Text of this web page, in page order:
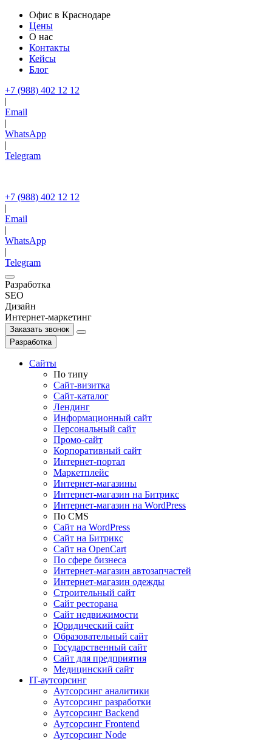
Офис в Краснодаре
Цены
О нас
Контакты
Кейсы
Блог
+7 (988) 402 12 12
|
Email
|
WhatsApp
|
Telegram
+7 (988) 402 12 12
|
Email
|
WhatsApp
|
Telegram
Разработка
SEO
Дизайн
Интернет-маркетинг
Заказать звонок
Разработка
Сайты
По типу
Сайт-визитка
Сайт-каталог
Лендинг
Информационный сайт
Персональный сайт
Промо-сайт
Корпоративный сайт
Интернет-портал
Маркетплейс
Интернет-магазины
Интернет-магазин на Битрикс
Интернет-магазин на WordPress
По СMS
Сайт на WordPress
Сайт на Битрикс
Сайт на OpenCart
По сфере бизнеса
Интернет-магазин автозапчастей
Интернет-магазин одежды
Строительный сайт
Сайт ресторана
Сайт недвижимости
Юридический сайт
Образовательный сайт
Государственный сайт
Сайт для предприятия
Медицинский сайт
IT-аутсорсинг
Аутсорсинг аналитики
Аутсорсинг разработки
Аутсорсинг Backend
Аутсорсинг Frontend
Аутсорсинг Node